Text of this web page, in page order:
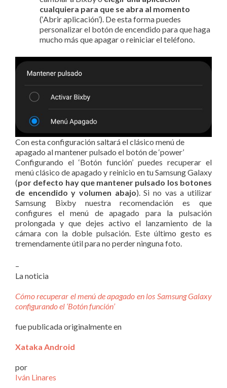
cualquiera para que se abra al momento
(‘Abrir aplicación’). De esta forma puedes
personalizar el botón de encendido para que haga
mucho más que apagar o reiniciar el teléfono.
Con esta configuración saltará el clásico menú de
apagado al mantener pulsado el botón de ‘power’
Configurando el ‘Botón función’ puedes recuperar el
menú clásico de apagado y reinicio en tu Samsung Galaxy
(por defecto hay que mantener pulsado los botones
de encendido y volumen abajo). Si no vas a utilizar
Samsung Bixby nuestra recomendación es que
configures el menú de apagado para la pulsación
prolongada y que dejes activo el lanzamiento de la
cámara con la doble pulsación. Este último gesto es
tremendamente útil para no perder ninguna foto.
–
La noticia
Cómo recuperar el menú de apagado en los Samsung Galaxy
configurando el ‘Botón función’
fue publicada originalmente en
Xataka Android
por
Iván Linares